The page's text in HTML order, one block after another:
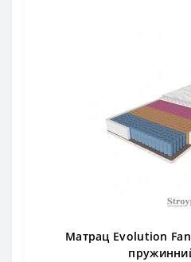
Матрац Evolution